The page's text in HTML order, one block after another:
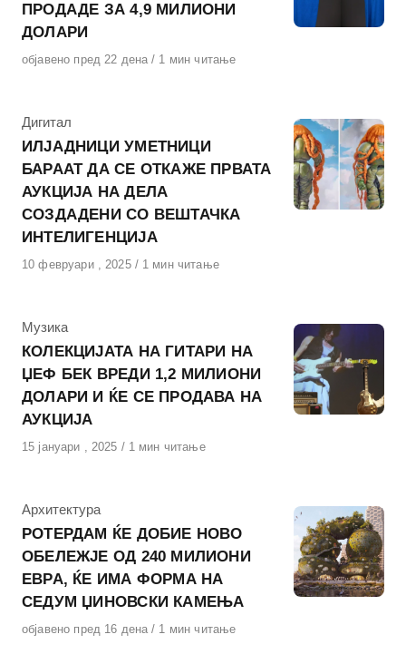
ПРОДАДЕ ЗА 4,9 МИЛИОНИ
ДОЛАРИ
Објавено
објавено пред 22 дена 1 мин читање
КАтегорија
Дигитал
ИЛЈАДНИЦИ УМЕТНИЦИ
БАРААТ ДА СЕ ОТКАЖЕ ПРВАТА
АУКЦИЈА НА ДЕЛА
СОЗДАДЕНИ СО ВЕШТАЧКА
ИНТЕЛИГЕНЦИЈА
Објавено
10 февруари , 2025 1 мин читање
КАтегорија
Музика
КОЛЕКЦИЈАТА НА ГИТАРИ НА
ЏЕФ БЕК ВРЕДИ 1,2 МИЛИОНИ
ДОЛАРИ И ЌЕ СЕ ПРОДАВА НА
АУКЦИЈА
Објавено
15 јануари , 2025 1 мин читање
КАтегорија
Архитектура
РОТЕРДАМ ЌЕ ДОБИЕ НОВО
ОБЕЛЕЖЈЕ ОД 240 МИЛИОНИ
ЕВРА, ЌЕ ИМА ФОРМА НА
СЕДУМ ЏИНОВСКИ КАМЕЊА
Објавено
објавено пред 16 дена 1 мин читање